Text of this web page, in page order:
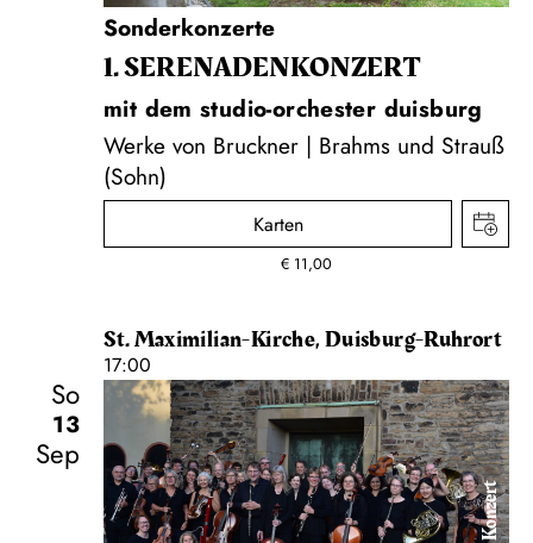
Sonderkonzerte
1. SERENADEN­KONZERT
mit dem studio-orchester duisburg
Werke von Bruckner | Brahms und Strauß
(Sohn)
Karten
€ 11,00
St. Maximilian-Kirche, Duisburg-Ruhrort
17:00
So
13
Sep
Konzert